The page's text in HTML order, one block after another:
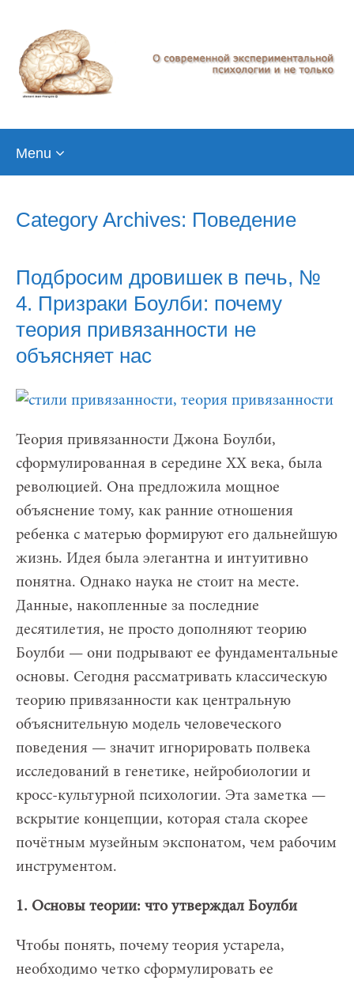
Menu
Category Archives: Поведение
Подбросим дровишек в печь, №
4. Призраки Боулби: почему
теория привязанности не
объясняет нас
Теория привязанности Джона Боулби,
сформулированная в середине XX века, была
революцией. Она предложила мощное
объяснение тому, как ранние отношения
ребенка с матерью формируют его дальнейшую
жизнь. Идея была элегантна и интуитивно
понятна. Однако наука не стоит на месте.
Данные, накопленные за последние
десятилетия, не просто дополняют теорию
Боулби — они подрывают ее фундаментальные
основы. Сегодня рассматривать классическую
теорию привязанности как центральную
объяснительную модель человеческого
поведения — значит игнорировать полвека
исследований в генетике, нейробиологии и
кросс-культурной психологии. Эта заметка —
вскрытие концепции, которая стала скорее
почётным музейным экспонатом, чем рабочим
инструментом.
1. Основы теории: что утверждал Боулби
Чтобы понять, почему теория устарела,
необходимо четко сформулировать ее